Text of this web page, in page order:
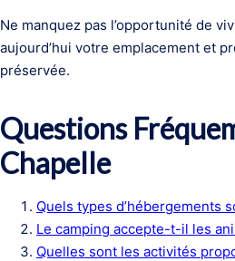
Ne manquez pas l’opportunité de
aujourd’hui votre emplacement et
préservée.
Questions
Chapelle
Quels types d’hébergements
Le camping accepte-t-il les
Quelles sont les activités